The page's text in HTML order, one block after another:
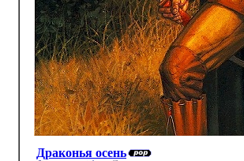
Драконья осень